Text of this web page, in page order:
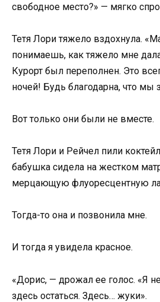
свободное место?» — мягко
Тетя Лори тяжело вздохнула.
понимаешь, как тяжело мне
Курорт был переполнен. Это
ночей! Будь благодарна, что мы
Вот только они были не вместе.
Тетя Лори и Рейчел пили
бабушка сидела на жестком
мерцающую флуоресцентную
Тогда-то она и позвонила мне.
И тогда я увидела красное.
«Дорис, — дрожал ее голос. «Я
здесь остаться. Здесь… жуки».